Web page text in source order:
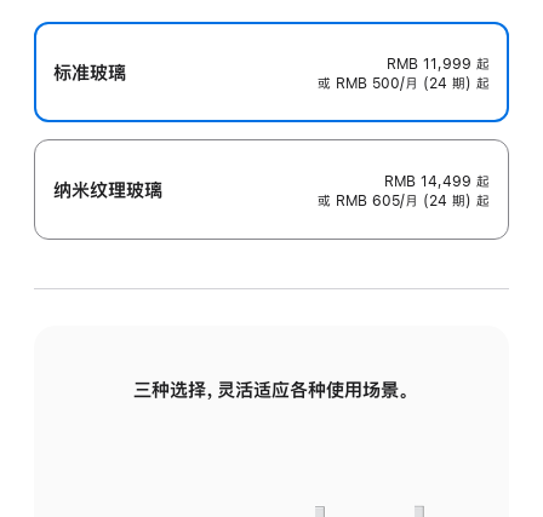
标准玻璃 RMB 11,999 起
或 RMB 500/月 (24 期) 起
纳米纹理玻璃 RMB 14,499 起
或 RMB 605/月 (24 期) 起
三种选择，灵活适应各种使用场景。